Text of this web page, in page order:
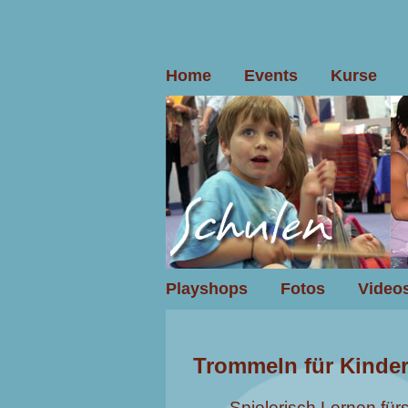
Home Events Kurse
Playshops Fotos
Trommeln für